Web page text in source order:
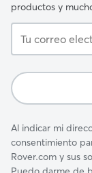
productos y
correo
Al indicar mi
consentimiento
Rover.com y sus